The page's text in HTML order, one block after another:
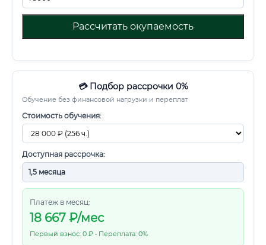
Рассчитать окупаемость
💳 Подбор рассрочки 0%
Обучение без финансовой нагрузки и переплат
Стоимость обучения:
Доступная рассрочка:
Платеж в месяц:
18 667 ₽/мес
Первый взнос: 0 ₽ • Переплата: 0%